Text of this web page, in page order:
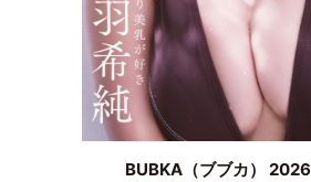
BUBKA（ブブカ）